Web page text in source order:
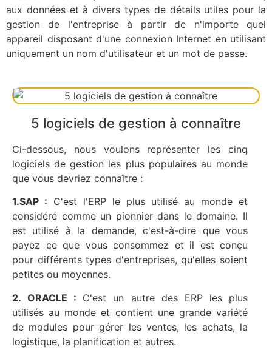
aux données et à divers types de détails utiles pour la
gestion de l'entreprise à partir de n'importe quel
appareil disposant d'une connexion Internet en utilisant
uniquement un nom d'utilisateur et un mot de passe.
5 logiciels de gestion à connaître
Ci-dessous, nous voulons représenter les cinq
logiciels de gestion les plus populaires au monde
que vous devriez connaître :
1.SAP : C'est l'ERP le plus utilisé au monde et
considéré comme un pionnier dans le domaine. Il
est utilisé à la demande, c'est-à-dire que vous
payez ce que vous consommez et il est conçu
pour différents types d'entreprises, qu'elles soient
petites ou moyennes.
2. ORACLE : C'est un autre des ERP les plus
utilisés au monde et contient une grande variété
de modules pour gérer les ventes, les achats, la
logistique, la planification et autres.